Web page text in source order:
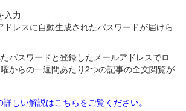
入力
ドレスに自動生成されたパスワードが届けら
パスワードと登録したメールアドレスでロ
からの一週間あたり2つの記事の全文閲覧が
しい解説はこちらをご覧ください。